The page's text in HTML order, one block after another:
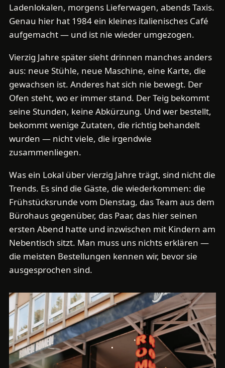
Ladenlokalen, morgens Lieferwagen, abends Taxis.
Genau hier hat 1984 ein kleines italienisches Café
aufgemacht — und ist nie wieder umgezogen.
Vierzig Jahre später sieht drinnen manches anders
aus: neue Stühle, neue Maschine, eine Karte, die
gewachsen ist. Anderes hat sich nie bewegt. Der
Ofen steht, wo er immer stand. Der Teig bekommt
seine Stunden, keine Abkürzung. Und wer bestellt,
bekommt wenige Zutaten, die richtig behandelt
wurden — nicht viele, die irgendwie
zusammenliegen.
Was ein Lokal über vierzig Jahre trägt, sind nicht die
Trends. Es sind die Gäste, die wiederkommen: die
Frühstücksrunde vom Dienstag, das Team aus dem
Bürohaus gegenüber, das Paar, das hier seinen
ersten Abend hatte und inzwischen mit Kindern am
Nebentisch sitzt. Man muss uns nichts erklären —
die meisten Bestellungen kennen wir, bevor sie
ausgesprochen sind.